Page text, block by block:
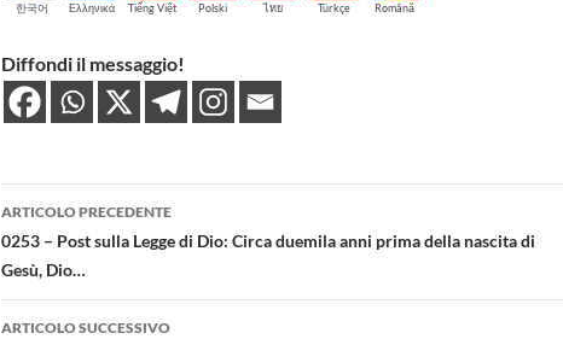
한국어 Ελληνικά Tiếng Việt Polski ไทย Türkçe Română
Diffondi il messaggio!
Navigazione
articolo
ARTICOLO PRECEDENTE
0253 – Post sulla Legge di Dio: Circa duemila anni prima della nascita di
Gesù, Dio…
ARTICOLO SUCCESSIVO